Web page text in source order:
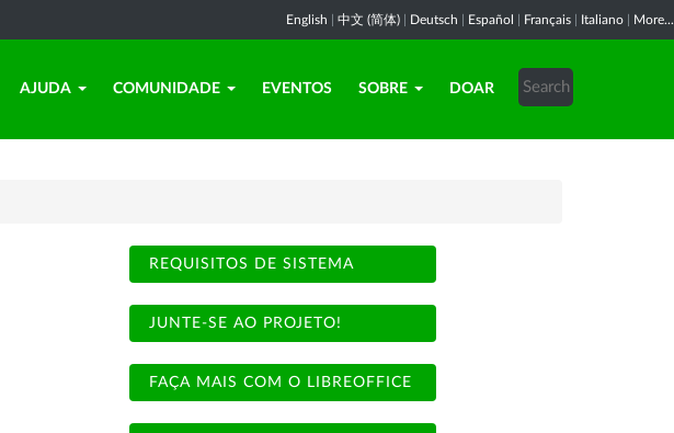
English 中文 (简体) Deutsch Español Français Italiano More...
AJUDA COMUNIDADE EVENTOS SOBRE DOAR
REQUISITOS DE SISTEMA
JUNTE-SE AO PROJETO!
FAÇA MAIS COM O LIBREOFFICE